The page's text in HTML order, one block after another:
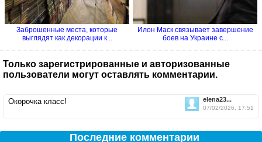
Заброшенные места, которые
выглядят как декорации к...
Илон Маск связывает завершение
боев на Украине с...
Только зарегистрированные и авторизованные
пользователи могут оставлять комментарии.
elena23...
07/02/2026, 17:51
Окорочка класс!
Последние комментарии